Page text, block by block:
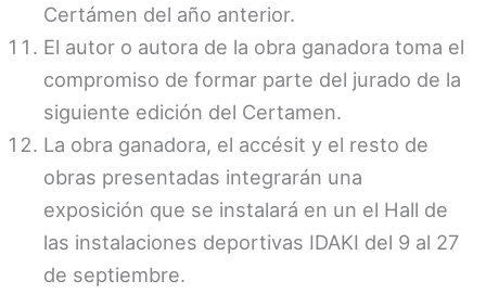
Certámen del año anterior.
El autor o autora de la obra ganadora toma el
compromiso de formar parte del jurado de la
siguiente edición del Certamen.
La obra ganadora, el accésit y el resto de
obras presentadas integrarán una
exposición que se instalará en un el Hall de
las instalaciones deportivas IDAKI del 9 al 27
de septiembre.